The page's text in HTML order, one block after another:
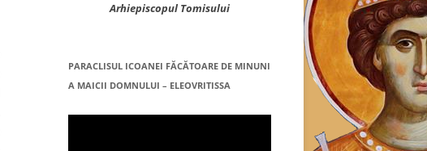
Arhiepiscopul Tomisului
PARACLISUL ICOANEI FĂCĂTOARE DE MINUNI
A MAICII DOMNULUI – ELEOVRITISSA